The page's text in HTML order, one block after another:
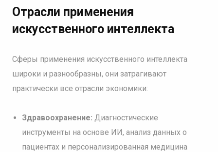
Отрасли применения
искусственного интеллекта
Сферы применения искусственного интеллекта
широки и разнообразны, они затрагивают
практически все отрасли экономики:
Здравоохранение: Диагностические
инструменты на основе ИИ, анализ данных о
пациентах и персонализированная медицина